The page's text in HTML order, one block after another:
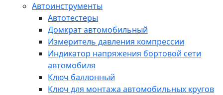
Автоинструменты
Автотестеры
Домкрат автомобильный
Измеритель давления компрессии
Индикатор напряжения бортовой сети
автомобиля
Ключ баллонный
Ключ для монтажа автомобильных кругов